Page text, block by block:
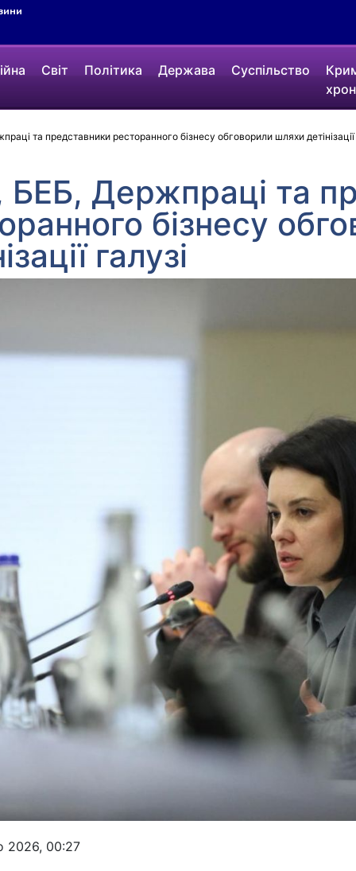
Світ Політика Держава Суспільство
та представники ресторанного бізнесу обговорили шляхи детінізації
Держпраці та
бізнесу
галузі
2026, 00:27